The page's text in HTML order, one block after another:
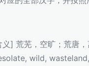
] 荒芜，空旷；荒唐
wild,